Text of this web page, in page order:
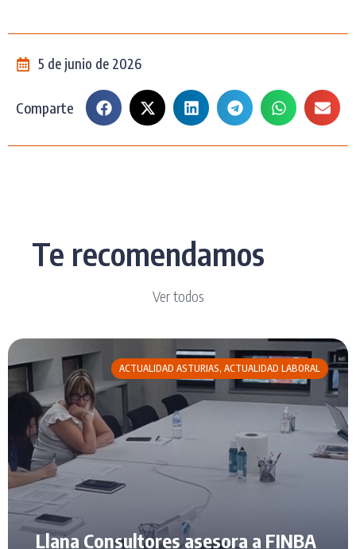
5 de junio de 2026
Comparte
Te recomendamos
Ver todos
ACTUALIDAD ASTURIAS, ACTUALIDAD LABORAL
Llana Consultores asesora a FINBA